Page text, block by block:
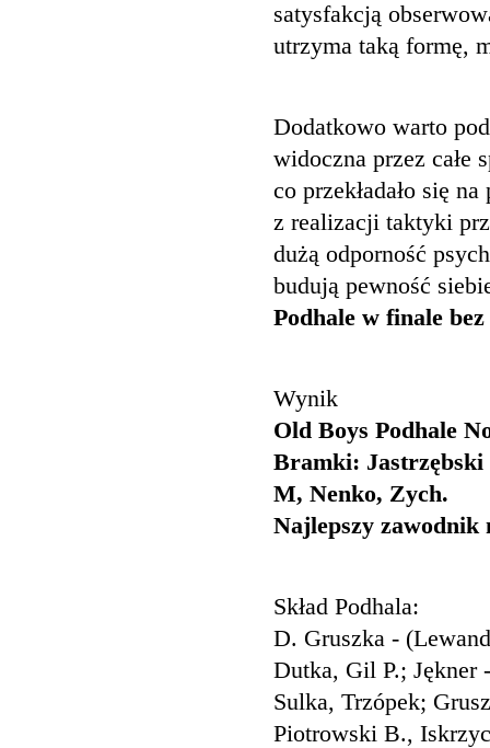
satysfakcją
utrzyma taką formę,
Dodatkowo warto
widoczna przez całe
co przekładało się
z realizacji taktyki
dużą odporność
budują pewność
Podhale w finale
Wynik
Old Boys Podhale
Bramki: Jastrzębski
M, Nenko, Zych.
Najlepszy zawodnik
Skład Podhala:
D. Gruszka -
Dutka, Gil P.; Jękner
Sulka, Trzópek;
Piotrowski B.,